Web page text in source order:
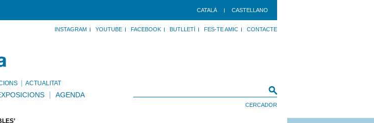
CATALÀ CASTELLANO
INSTAGRAM YOUTUBE FACEBOOK BUTLLETÍ FES-TE AMIC CONTACTE
ACTUALITAT
AGENDA